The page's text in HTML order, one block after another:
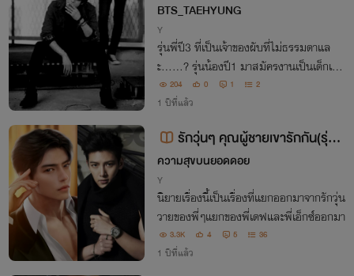
BTS_TAEHYUNG
Y
รุ่นพี่ปี3 ที่เป็นเจ้าของผับที่ไม่ธรรมดาแล
ะ......? รุ่นน้องปี1 มาสมัครงานเป็นเด็กเสิร์
ฟ #เรื่องราวจะเป็นยังไงติดตามได้ที่....
204 0 1 2
1 ปีที่แล้ว
รักวุ่นๆ คุณผู้ชายเขารักกัน(รุ่นพี่
เดฟVSพี่เอ็กซ์)
ความสุขบนยอดดอย
Y
นิยายเรื่องนี้เป็นเรื่องที่แยกออกมาจากรักวุ่น
วายของพี่ๆแยกของพี่เดฟและพี่เอ็กซ์ออกมา
3.3K 4 5 36
1 ปีที่แล้ว